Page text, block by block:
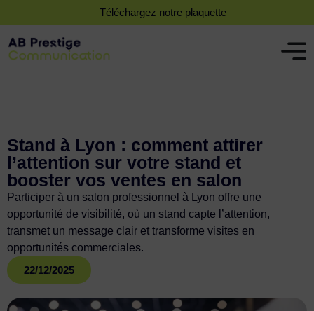
Téléchargez notre plaquette
Stand à Lyon : comment attirer
l’attention sur votre stand et
booster vos ventes en salon
Participer à un salon professionnel à Lyon offre une
opportunité de visibilité, où un stand capte l’attention,
transmet un message clair et transforme visites en
opportunités commerciales.
22/12/2025